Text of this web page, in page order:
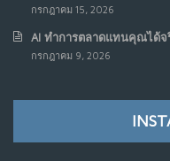
กรกฎาคม 15, 2026
AI ทำการตลาดแทนคุณได้จ
กรกฎาคม 9, 2026